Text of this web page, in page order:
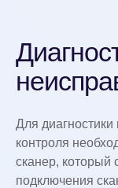
Для
контроля
сканер, который
подключения